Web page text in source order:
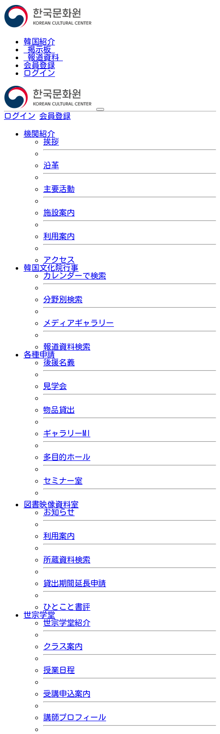
韓国紹介
掲示板
報道資料
会員登録
ログイン
ログイン 会員登録
機関紹介
挨拶
沿革
主要活動
施設案内
利用案内
アクセス
韓国文化院行事
カレンダーで検索
分野別検索
メディアギャラリー
報道資料検索
各種申請
後援名義
見学会
物品貸出
ギャラリーMI
多目的ホール
セミナー室
図書映像資料室
お知らせ
利用案内
所蔵資料検索
貸出期間延長申請
ひとこと書評
世宗学堂
世宗学堂紹介
クラス案内
授業日程
受講申込案内
講師プロフィール